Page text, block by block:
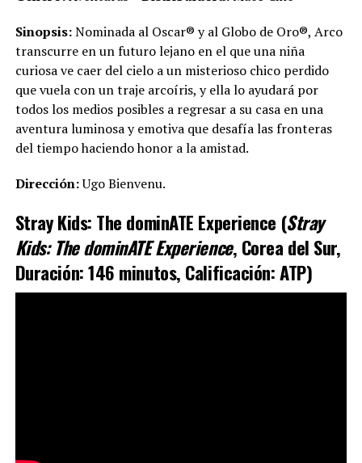
Sinopsis:Nominada al Oscar® y al Globo de Oro®, Arco
transcurre en un futuro lejano en el que una niña
curiosa ve caer del cielo a un misterioso chico perdido
que vuela con un traje arcoíris, y ella lo ayudará por
todos los medios posibles a regresar a su casa en una
aventura luminosa y emotiva que desafía las fronteras
del tiempo haciendo honor a la amistad.
Dirección:Ugo Bienvenu.
Stray Kids: The dominATE Experience (Stray
Kids: The dominATE Experience, Corea del Sur,
Duración: 146 minutos, Calificación: ATP)